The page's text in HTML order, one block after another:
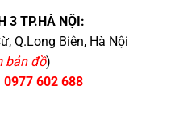
3 TP.HÀ NỘI:
Q.Long Biên, Hà Nội
bản đồ)
0977 602 688